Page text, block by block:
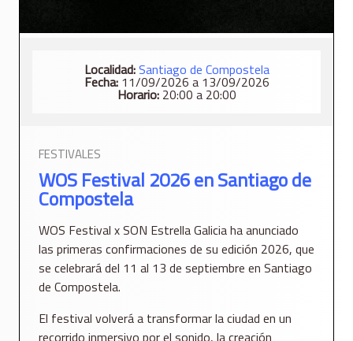
Localidad:Santiago de Compostela
Fecha:11/09/2026 a 13/09/2026
Horario:20:00 a 20:00
FESTIVALES
WOS Festival 2026 en Santiago de
Compostela
WOS Festival x SON Estrella Galicia ha anunciado
las primeras confirmaciones de su edición 2026, que
se celebrará del 11 al 13 de septiembre en Santiago
de Compostela.
El festival volverá a transformar la ciudad en un
recorrido inmersivo por el sonido, la creación